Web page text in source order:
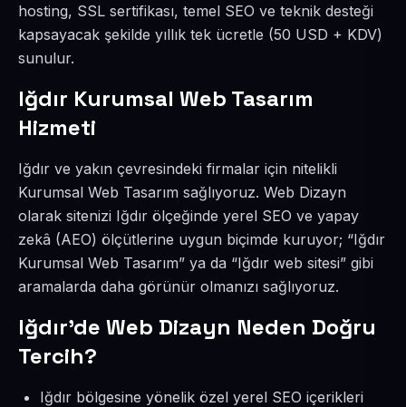
hosting, SSL sertifikası, temel SEO ve teknik desteği
kapsayacak şekilde yıllık tek ücretle (50 USD + KDV)
sunulur.
Iğdır Kurumsal Web Tasarım
Hizmeti
Iğdır ve yakın çevresindeki firmalar için nitelikli
Kurumsal Web Tasarım sağlıyoruz. Web Dizayn
olarak sitenizi Iğdır ölçeğinde yerel SEO ve yapay
zekâ (AEO) ölçütlerine uygun biçimde kuruyor; “Iğdır
Kurumsal Web Tasarım” ya da “Iğdır web sitesi” gibi
aramalarda daha görünür olmanızı sağlıyoruz.
Iğdır’de Web Dizayn Neden Doğru
Tercih?
Iğdır bölgesine yönelik özel yerel SEO içerikleri